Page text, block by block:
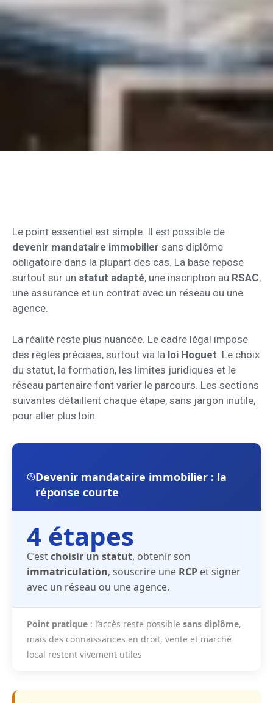
Le point essentiel est simple. Il est possible de
devenir mandataire immobilier sans diplôme
obligatoire dans la plupart des cas. La base repose
surtout sur un statut adapté, une inscription au RSAC,
une assurance et un contrat avec un réseau ou une
agence.
La réalité reste plus nuancée. Le cadre légal impose
des règles précises, surtout via la loi Hoguet . Le choix
du statut, la formation, les limites juridiques et le
réseau partenaire font varier le parcours. Les sections
suivantes détaillent chaque étape, sans jargon inutile,
pour aller plus loin.
Devenir mandataire immobilier : la
réponse courte
4 étapes
C’estchoisir un statut, obtenir son
immatriculation, souscrire une RCP et signer
avec un réseau ou une agence.
Point pratique : l’accès reste possible sans diplôme,
mais des connaissances en droit, vente et marché
local restent vivement utiles